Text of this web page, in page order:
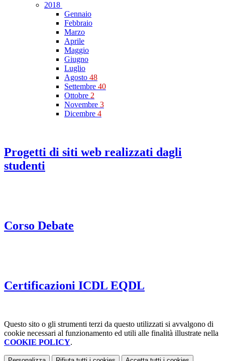
2018
Gennaio
Febbraio
Marzo
Aprile
Maggio
Giugno
Luglio
Agosto 48
Settembre 40
Ottobre 2
Novembre 3
Dicembre 4
Progetti di siti web realizzati dagli
studenti
Corso Debate
Certificazioni ICDL EQDL
Questo sito o gli strumenti terzi da questo utilizzati si avvalgono di
cookie necessari al funzionamento ed utili alle finalità illustrate nella
COOKIE POLICY.